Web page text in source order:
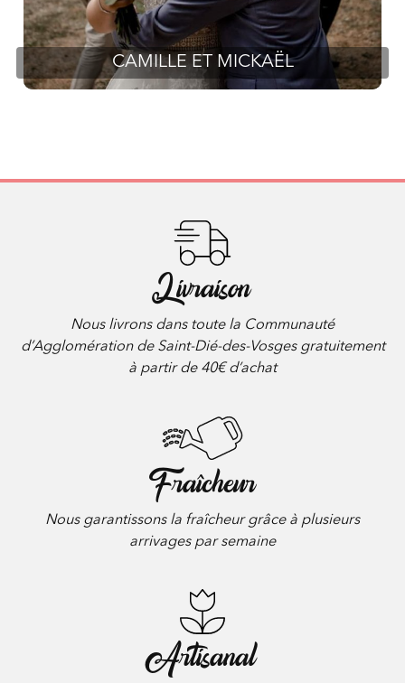
CAMILLE ET MICKAËL
Livraison
Nous livrons dans toute la Communauté
d’Agglomération de Saint-Dié-des-Vosges gratuitement
à partir de 40€ d’achat
Fraîcheur
Nous garantissons la fraîcheur grâce à plusieurs
arrivages par semaine
Artisanal